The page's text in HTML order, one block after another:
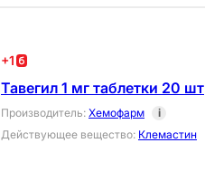
+1
Тавегил 1 мг таблетки 20 шт
Производитель: Хемофарм
i
Действующее вещество: Клемастин